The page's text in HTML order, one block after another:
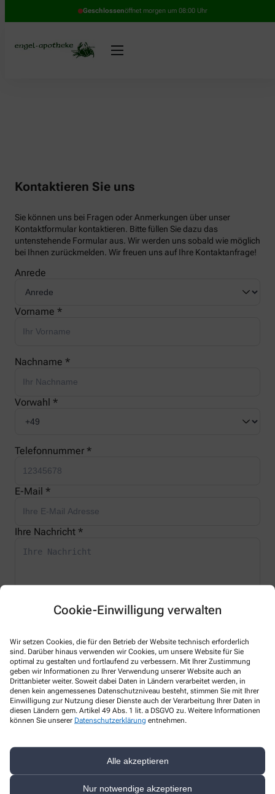
Cookie-Einwilligung verwalten
Wir setzen Cookies, die für den Betrieb der Website technisch erforderlich
sind. Darüber hinaus verwenden wir Cookies, um unsere Website für Sie
optimal zu gestalten und fortlaufend zu verbessern. Mit Ihrer Zustimmung
geben wir Informationen zu Ihrer Verwendung unserer Website auch an
Drittanbieter weiter. Soweit dabei Daten in Ländern verarbeitet werden, in
denen kein angemessenes Datenschutzniveau besteht, stimmen Sie mit Ihrer
Einwilligung zur Nutzung dieser Dienste auch der Verarbeitung Ihrer Daten in
diesen Ländern gem. Artikel 49 Abs. 1 lit. a DSGVO zu. Weitere Informationen
können Sie unserer Datenschutzerklärung entnehmen.
Alle akzeptieren
Nur notwendige akzeptieren
Geschlossenöffnet morgen um 08:00 Uhr
Kontaktieren Sie uns
Sie können uns bei Fragen oder Anmerkungen über unser
Kontaktformular kontaktieren. Bitte füllen Sie dazu das
untenstehende Formular aus. Wir werden uns sobald wie möglich
bei Ihnen zurückmelden. Wir freuen uns auf Ihre Kontaktanfrage!
Anrede
Vorname *
Nachname *
Vorwahl *
Telefonnummer *
E-Mail *
Ihre Nachricht *
Ich erkläre mich damit einverstanden, dass die von mir angegebenen
Daten elektronisch erfasst und gespeichert und meine Daten an die
von mir ausgesuchte Apotheke übergeben werden. Rechtsgrundlage
der Verarbeitung ist Art. 6 Abs. 1 lit. a DS-GVO. Die Einwilligung kann
jederzeit widerrufen werden, z.B. per E-Mail an
engelapotheke-
furth@t-online.de.
Sind Sie ein Mensch? Dann wählen Sie bittedie Flagge